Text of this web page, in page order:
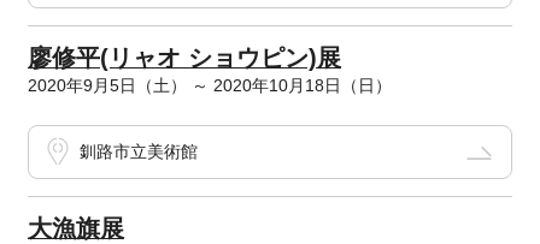
廖修平(リャオ ショウピン)展
2020年9月5日（土） ～ 2020年10月18日（日）
釧路市立美術館
大漁旗展